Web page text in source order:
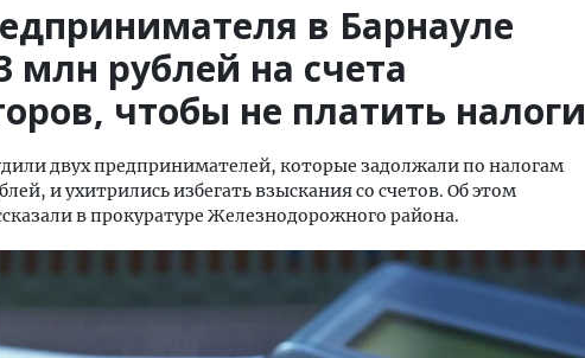
в Барнауле
млн рублей на счета
чтобы не платить налоги
двух предпринимателей, которые задолжали по налогам
и ухитрились избегать взыскания со счетов. Об этом
в прокуратуре Железнодорожного района.